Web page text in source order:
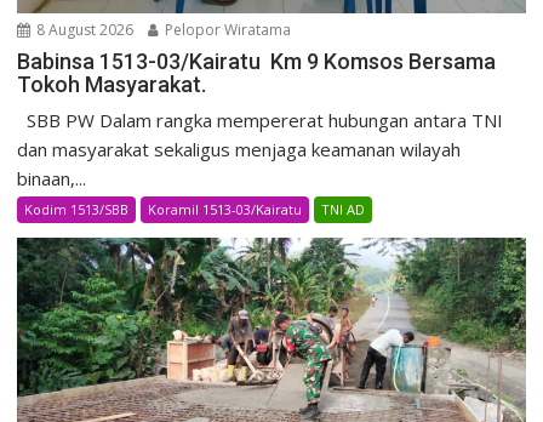
8 August 2026 Pelopor Wiratama
Babinsa 1513-03/Kairatu Km 9 Komsos Bersama
Tokoh Masyarakat.
SBB PW Dalam rangka mempererat hubungan antara TNI
dan masyarakat sekaligus menjaga keamanan wilayah
binaan,...
Kodim 1513/SBB Koramil 1513-03/Kairatu TNI AD